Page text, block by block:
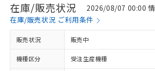
在庫/販売状況
2026/08/07 00:00
在庫/販売状況 ご利用条件
販売状況 販売中
機種区分 受注生産機種